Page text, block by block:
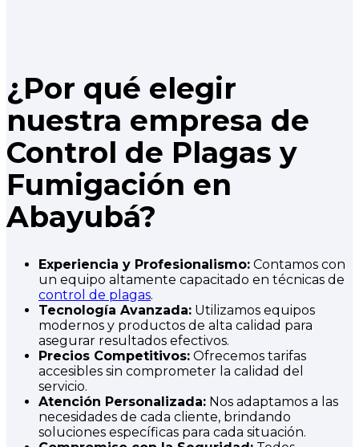
¿Por qué elegir
nuestra empresa de
Control de Plagas y
Fumigación en
Abayubá?
Experiencia y Profesionalismo: Contamos con
un equipo altamente capacitado en técnicas de
control de plagas.
Tecnología Avanzada: Utilizamos equipos
modernos y productos de alta calidad para
asegurar resultados efectivos.
Precios Competitivos: Ofrecemos tarifas
accesibles sin comprometer la calidad del
servicio.
Atención Personalizada: Nos adaptamos a las
necesidades de cada cliente, brindando
soluciones específicas para cada situación.